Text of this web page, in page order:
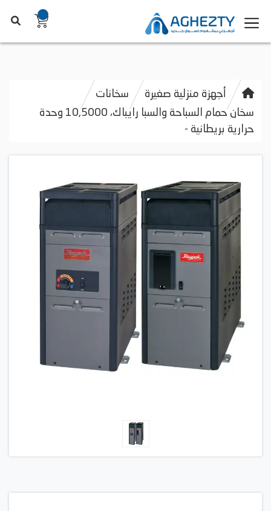
أجهزة منزلية صغيرة
سخانات
سخان حمام السباحة والسبا رايباك، 10,5000 وحدة
حرارية بريطانية -